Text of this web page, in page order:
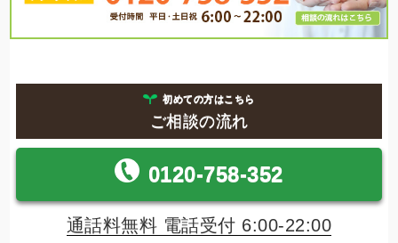
初めての方はこちら
ご相談の流れ
0120-758-352
通話料無料 電話受付 6:00-22:00